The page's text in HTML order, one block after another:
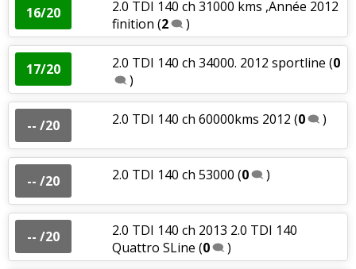
16/20
2.0 TDI 140 ch 31000 kms ,Année 2012
finition (2 )
17/20 2.0 TDI 140 ch 34000. 2012 sportline (0
)
-- /20 2.0 TDI 140 ch 60000kms 2012 (0 )
-- /20 2.0 TDI 140 ch 53000 (0 )
-- /20
2.0 TDI 140 ch 2013 2.0 TDI 140
Quattro SLine (0 )